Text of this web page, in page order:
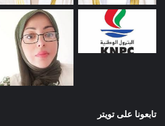
تابعونا على تويتر